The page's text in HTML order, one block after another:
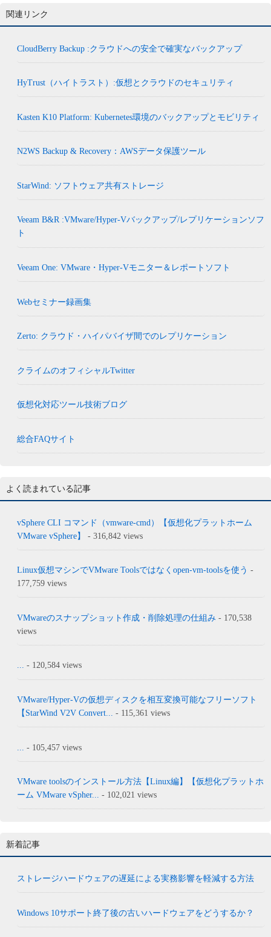
関連リンク
CloudBerry Backup :クラウドへの安全で確実なバックアップ
HyTrust（ハイトラスト）:仮想とクラウドのセキュリティ
Kasten K10 Platform: Kubernetes環境のバックアップとモビリティ
N2WS Backup & Recovery：AWSデータ保護ツール
StarWind: ソフトウェア共有ストレージ
Veeam B&R :VMware/Hyper-Vバックアップ/レプリケーションソフ
ト
Veeam One: VMware・Hyper-Vモニター＆レポートソフト
Webセミナー録画集
Zerto: クラウド・ハイパバイザ間でのレプリケーション
クライムのオフィシャルTwitter
仮想化対応ツール技術ブログ
総合FAQサイト
よく読まれている記事
vSphere CLI コマンド（vmware-cmd）【仮想化プラットホーム
VMware vSphere】
- 316,842 views
Linux仮想マシンでVMware Toolsではなくopen-vm-toolsを使う -
177,759 views
VMwareのスナップショット作成・削除処理の仕組み - 170,538
views
... - 120,584 views
VMware/Hyper-Vの仮想ディスクを相互変換可能なフリーソフト
【StarWind V2V Convert...
- 115,361 views
- 105,457 views
VMware toolsのインストール方法【Linux編】【仮想化プラットホ
ーム VMware vSpher... - 102,021 views
新着記事
ストレージハードウェアの遅延による実務影響を軽減する方法
Windows 10サポート終了後の古いハードウェアをどうするか？